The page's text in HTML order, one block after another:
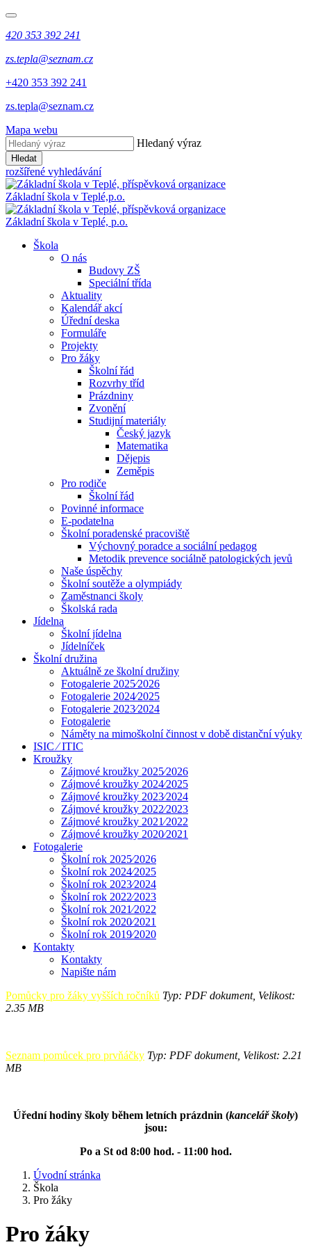
420 353 392 241
zs.tepla@seznam.cz
+420 353 392 241
zs.tepla@seznam.cz
Mapa webu
Hledaný výraz
Hledat
rozšířené vyhledávání
Základní škola v Teplé,p.o.
Základní škola v Teplé, p.o.
Škola
O nás
Budovy ZŠ
Speciální třída
Aktuality
Kalendář akcí
Úřední deska
Formuláře
Projekty
Pro žáky
Školní řád
Rozvrhy tříd
Prázdniny
Zvonění
Studijní materiály
Český jazyk
Matematika
Dějepis
Zeměpis
Pro rodiče
Školní řád
Povinné informace
E-podatelna
Školní poradenské pracoviště
Výchovný poradce a sociální pedagog
Metodik prevence sociálně patologických jevů
Naše úspěchy
Školní soutěže a olympiády
Zaměstnanci školy
Školská rada
Jídelna
Školní jídelna
Jídelníček
Školní družina
Aktuálně ze školní družiny
Fotogalerie 2025⁄2026
Fotogalerie 2024⁄2025
Fotogalerie 2023⁄2024
Fotogalerie
Náměty na mimoškolní činnost v době distanční výuky
ISIC ⁄ ITIC
Kroužky
Zájmové kroužky 2025⁄2026
Zájmové kroužky 2024⁄2025
Zájmové kroužky 2023⁄2024
Zájmové kroužky 2022⁄2023
Zájmové kroužky 2021⁄2022
Zájmové kroužky 2020⁄2021
Fotogalerie
Školní rok 2025⁄2026
Školní rok 2024⁄2025
Školní rok 2023⁄2024
Školní rok 2022⁄2023
Školní rok 2021⁄2022
Školní rok 2020⁄2021
Školní rok 2019⁄2020
Kontakty
Kontakty
Napište nám
Pomůcky pro žáky vyšších ročníků Typ: PDF dokument, Velikost:
2.35 MB
Seznam pomůcek pro prvňáčky Typ: PDF dokument, Velikost: 2.21
MB
Úřední hodiny školy během letních prázdnin (kancelář školy)
jsou:
Po a St od 8:00 hod. - 11:00 hod.
Úvodní stránka
Škola
Pro žáky
Pro žáky